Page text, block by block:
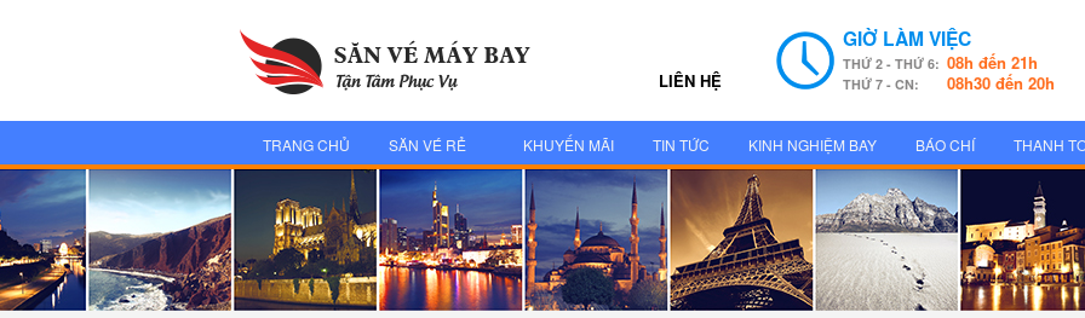
LIÊN HỆ
GIỜ LÀM VIỆC
THỨ 2 - THỨ 6:08h đến 21h
THỨ 7 - CN: 08h30 đến 20h
TRANG CHỦ SĂN VÉ RẺ KHUYẾN MÃI TIN TỨC KINH NGHIỆM BAY BÁO CHÍ THANH